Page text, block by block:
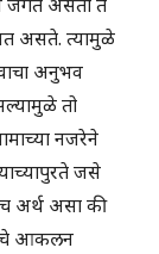
असते. त्यामुळे
अनुभव
तो
नजरेने
जसे
अर्थ असा की
आकलन